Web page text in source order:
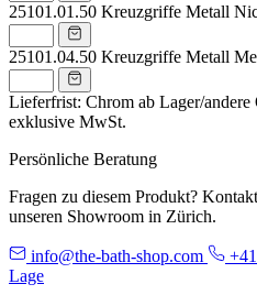
25101.01.50 Kreuzgriffe Metall
25101.04.50 Kreuzgriffe Metall
Lieferfrist: Chrom ab Lager/
exklusive MwSt.
Persönliche Beratung
Fragen zu diesem Produkt?
unseren Showroom in Zürich.
info@the-bath-shop.com
Lage